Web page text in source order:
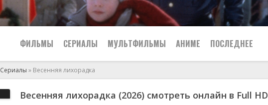
ФИЛЬМЫ
Боевики
Мелодрамы
СЕРИАЛЫ МУЛЬТФИЛЬМЫ АНИМЕ ПОСЛЕДНЕЕ
Сериалы » Весенняя лихорадка
Весенняя лихорадка (2026) смотреть онлайн в Full HD